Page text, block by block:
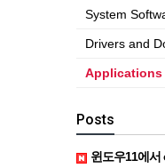
System
Drivers and
Applications
Posts
윈도우11에서